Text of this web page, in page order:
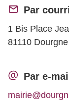
Par
1 Bis Place
81110 Dourgne
Par e-mail